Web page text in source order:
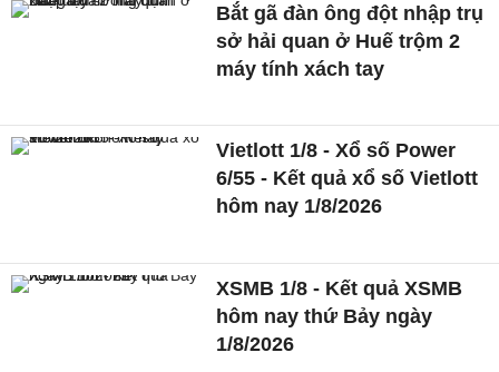
Bắt gã đàn ông đột nhập trụ
sở hải quan ở Huế trộm 2
máy tính xách tay
Vietlott 1/8 - Xổ số Power
6/55 - Kết quả xổ số Vietlott
hôm nay 1/8/2026
XSMB 1/8 - Kết quả XSMB
hôm nay thứ Bảy ngày
1/8/2026